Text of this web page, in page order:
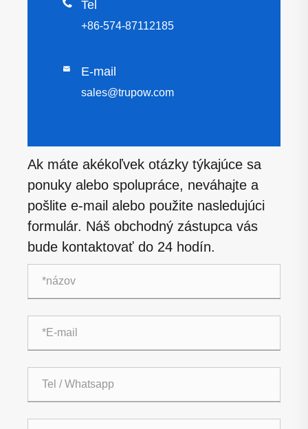
 Tel
+86-574-87112185
 E-mail
sales@trupow.com
Ak máte akékoľvek otázky týkajúce sa
ponuky alebo spolupráce, neváhajte a
pošlite e-mail alebo použite nasledujúci
formulár. Náš obchodný zástupca vás
bude kontaktovať do 24 hodín.